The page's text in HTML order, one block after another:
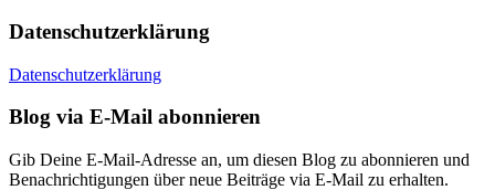
Datenschutzerklärung
Datenschutzerklärung
Blog via E-Mail abonnieren
Gib Deine E-Mail-Adresse an, um diesen Blog zu abonnieren und
Benachrichtigungen über neue Beiträge via E-Mail zu erhalten.